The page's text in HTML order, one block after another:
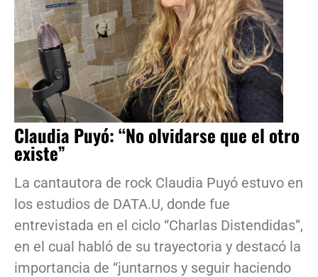
Claudia Puyó: “No olvidarse que el otro
existe”
La cantautora de rock Claudia Puyó estuvo en
los estudios de DATA.U, donde fue
entrevistada en el ciclo “Charlas Distendidas”,
en el cual habló de su trayectoria y destacó la
importancia de “juntarnos y seguir haciendo